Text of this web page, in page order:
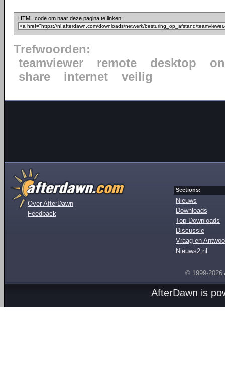
HTML code om naar deze pagina te linken:
Trefwoorden:
teamviewer
remote desktop
share
internet veilig
Over AfterDawn
Feedback
Sections:
Nieuws
Downloads
Top Downloads
Discussie
Vraag en
Nieuws2.nl
© 1999-2026
AfterDawn is